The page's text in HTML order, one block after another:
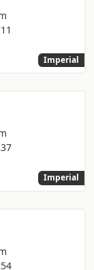
Imperial
Imperial